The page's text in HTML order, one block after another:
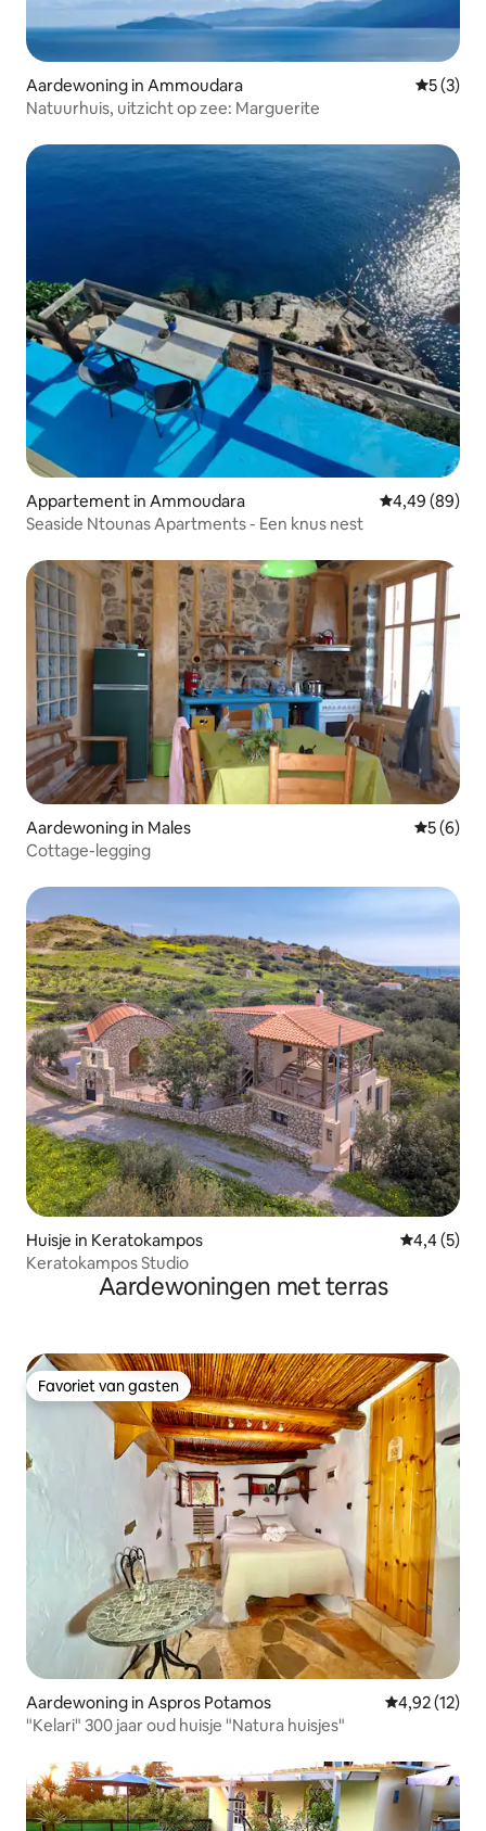
Aardewoning in Ammoudara
5 (3)
Natuurhuis, uitzicht op zee: Marguerite
Appartement in Ammoudara Gemiddelde
4,49 (89)
Seaside Ntounas Apartments - Een knus nest
Aardewoning in Males
5 (6)
Cottage-legging
Huisje in Keratokampos
4,4 (5)
Keratokampos Studio
Aardewoningen met terras
Favoriet van gasten
Favoriet van gasten
Aardewoning in Aspros Potamos Gemiddelde
4,92 (12)
"Kelari" 300 jaar oud huisje "Natura huisjes"